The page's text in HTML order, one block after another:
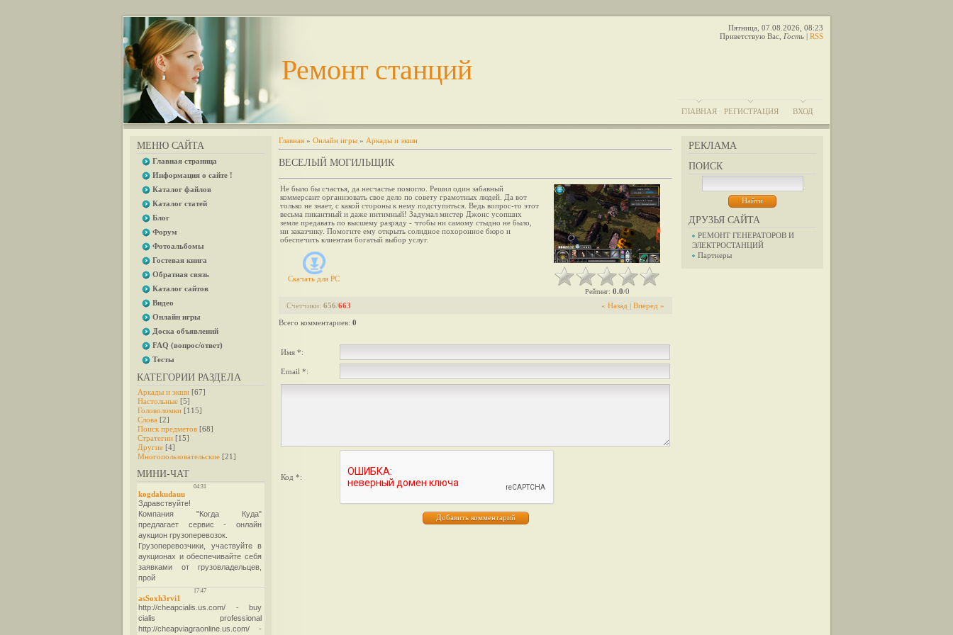
Ремонт станций
Пятница, 07.08.2026, 08:23
Приветствую Вас Гость | RSS
ГЛАВНАЯ РЕГИСТРАЦИЯ ВХОД
МЕНЮ САЙТА
Главная страница
Информация о сайте !
Каталог файлов
Каталог статей
Блог
Форум
Фотоальбомы
Гостевая книга
Обратная связь
Каталог сайтов
Видео
Онлайн игры
Доска объявлений
FAQ (вопрос/ответ)
Тесты
КАТЕГОРИИ РАЗДЕЛА
Аркады и экшн [67]
Настольные [5]
Головоломки [115]
Слова [2]
Поиск предметов [68]
Стратегии [15]
Другие [4]
Многопользовательские [21]
МИНИ-ЧАТ
РЕКЛАМА
ПОИСК
ДРУЗЬЯ САЙТА
РЕМОНТ ГЕНЕРАТОРОВ И
ЭЛЕКТРОСТАНЦИЙ
Партнеры
Главная » Онлайн игры » Аркады и экшн
ВЕСЕЛЫЙ МОГИЛЬЩИК
Не было бы счастья, да несчастье помогло. Решил один забавный
коммерсант организовать свое дело по совету грамотных людей. Да вот
только не знает, с какой стороны к нему подступиться. Ведь вопрос-то этот
весьма пикантный и даже интимный! Задумал мистер Джонс усопших
земле предавать по высшему разряду - чтобы ни самому стыдно не было,
ни заказчику. Помогите ему открыть солидное похоронное бюро и
обеспечить клиентам богатый выбор услуг.
Скачать для PC
Рейтинг: 0.0/0
« Назад | Вперед »
Счетчики: 656/663
Всего комментариев: 0
Имя *:
Email *:
Код *: